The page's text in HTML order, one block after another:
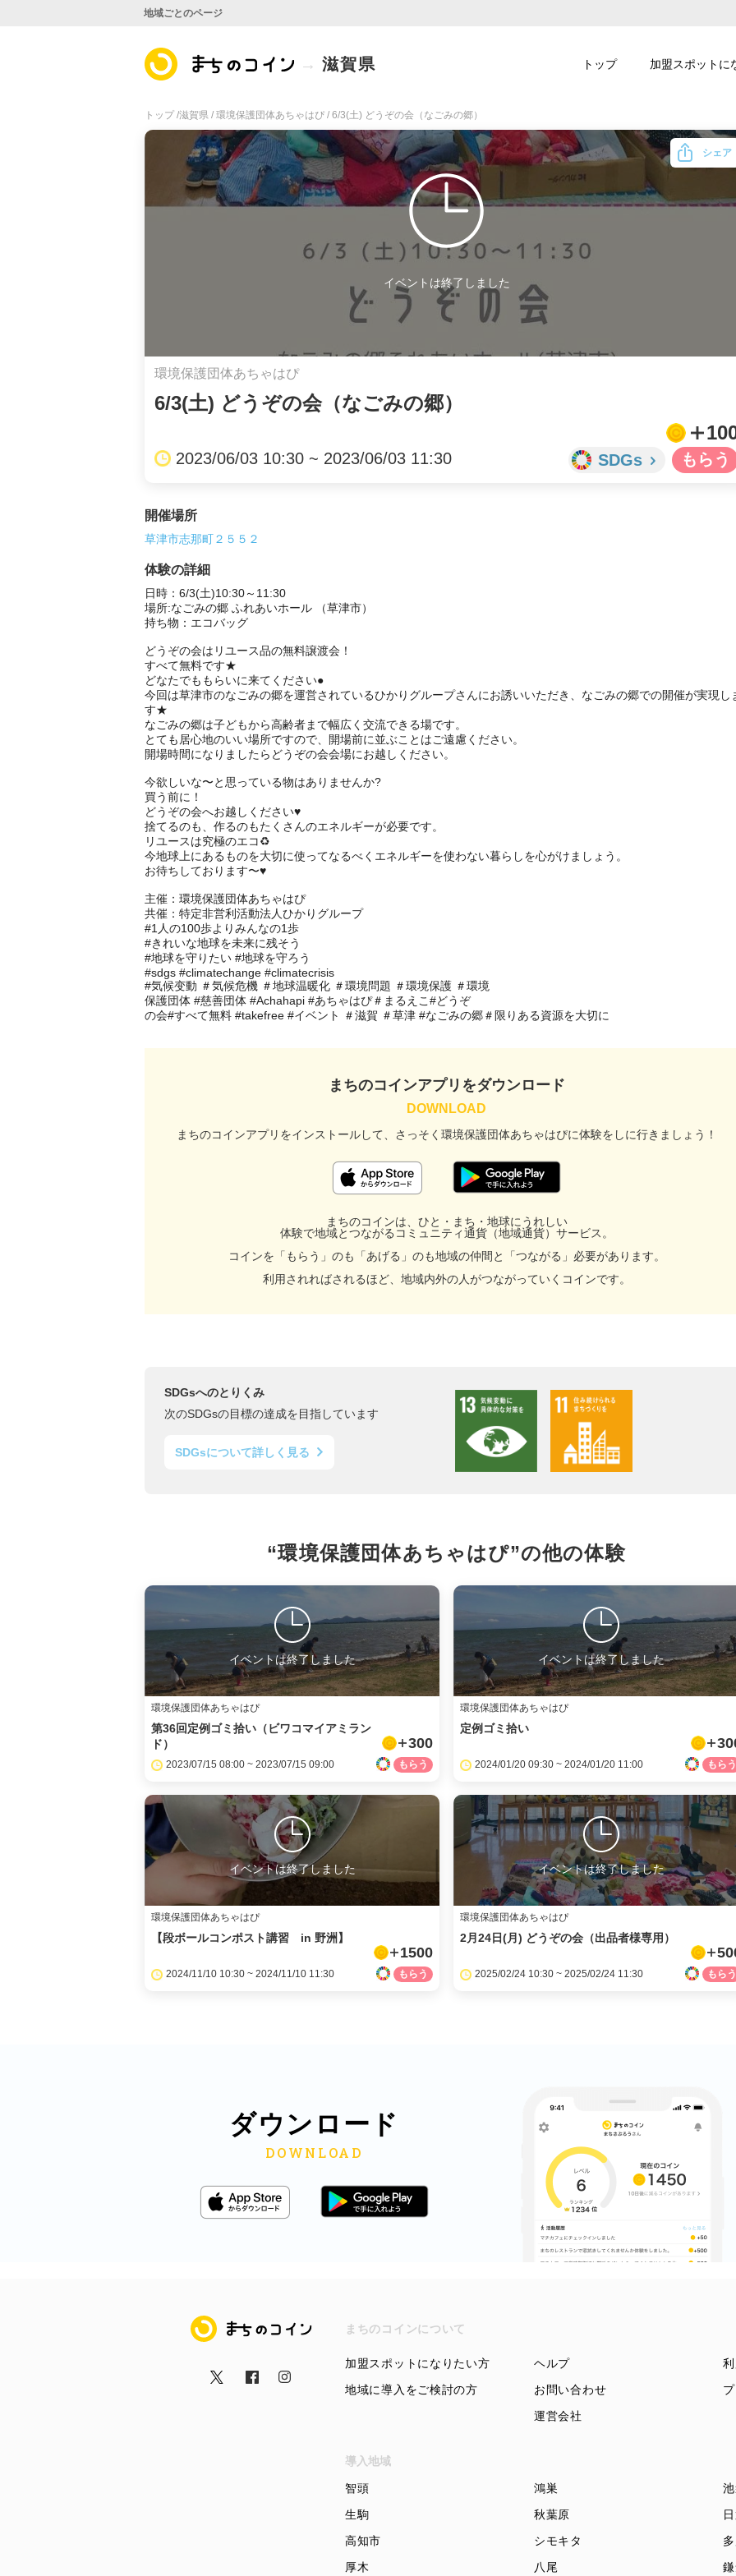
トップ /滋賀県 / 環境保護団体あちゃはぴ / 6/3(土) どうぞの会（なごみの郷）
イベントは終了しました
環境保護団体あちゃはぴ
6/3(土) どうぞの会（なごみの郷）
2023/06/03 10:30 ~ 2023/06/03 11:30 SDGs
シェア
facebook
メール
URLをコピー
開催場所
草津市志那町２５５２
体験の詳細
日時：6/3(土)10:30～11:30
場所:なごみの郷 ふれあいホール （草津市）
持ち物：エコバッグ
どうぞの会はリユース品の無料譲渡会！
すべて無料です★
どなたでももらいに来てください●
今回は草津市のなごみの郷を運営されているひかりグループさんにお誘いいただき、なごみの郷での開催が実現し
す★
なごみの郷は子どもから高齢者まで幅広く交流できる場です。
とても居心地のいい場所ですので、開場前に並ぶことはご遠慮ください。
開場時間になりましたらどうぞの会会場にお越しください。
今欲しいな〜と思っている物はありませんか?
買う前に！
どうぞの会へお越しください♥
捨てるのも、作るのもたくさんのエネルギーが必要です。
リユースは究極のエコ♻︎
今地球上にあるものを大切に使ってなるべくエネルギーを使わない暮らしを心がけましょう。
お待ちしております〜♥
主催：環境保護団体あちゃはぴ
共催：特定非営利活動法人ひかりグループ
#1人の100歩よりみんなの1歩
#きれいな地球を未来に残そう
#地球を守りたい #地球を守ろう
#sdgs #climatechange #climatecrisis
#気候变動 ＃気候危機 ＃地球温暖化 ＃環境問題 ＃環境保護 ＃環境
保護団体 #慈善団体 #Achahapi #あちゃはぴ＃まるえこ#どうぞ
の会#すべて無料 #takefree #イベント ＃滋賀 ＃草津 #なごみの郷＃限りある資源を大切に
まちのコインアプリをダウンロード
まちのコインアプリをインストールして、 さっそく環境保護団体あちゃはぴに体験をしに行きましょう！
まちのコインは、ひと・まち・地球にうれしい
体験で地域とつながるコミュニティ通貨（地域通貨）サービス。
コインを「もらう」のも「あげる」のも地域の仲間と「つながる」必要があります。
利用されればされるほど、地域内外の人がつながっていくコインです。
SDGsへのとりくみ
次のSDGsの目標の達成を目指しています
SDGsについて詳しく見る
“環境保護団体あちゃはぴ”の他の体験
イベントは終了しました
環境保護団体あちゃはぴ
第36回定例ゴミ拾い（ビワコマイアミラン
ド）
300
2023/07/15 08:00 ~ 2023/07/15 09:00
イベントは終了しました
環境保護団体あちゃはぴ
定例ゴミ拾い
2024/01/20 09:30 ~ 2024/01/20 11:00
イベントは終了しました
環境保護団体あちゃはぴ
【段ボールコンポスト講習 in 野洲】
1500
2024/11/10 10:30 ~ 2024/11/10 11:30
イベントは終了しました
環境保護団体あちゃはぴ
2月24日(月) どうぞの会（出品者様専用）
2025/02/24 10:30 ~ 2025/02/24 11:30
ダウンロード
まちのコイン まちのコインについて
加盟スポットになりたい方
地域に導入をご検討の方
ヘルプ
お問い合わせ
運営会社
導入地域
智頭 鴻巣
生駒
秋葉原
高知市
シモキタ
厚木
八尾
地域ごとのページ
トップ 加盟スポットに
滋賀県